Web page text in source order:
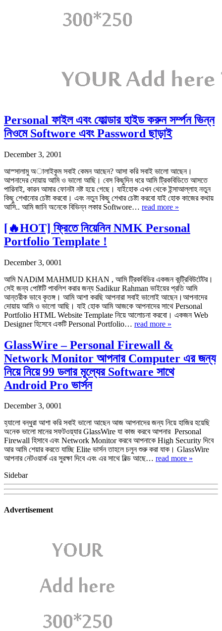
Personal ফাইল এবং ফোল্ডার হাইড করুন সর্ম্পন ভিন্ন
নিওমে Softwore এবং Password ছাড়াই
December 3, 2001
আস্সালামু অালাইকুম সবাই কেমন আছেন? আসা করি সবাই ভালো আছেন।
আপনাদের দোয়ায় আমি ও ভালো আছি। বেস কিছুদিন ধরে আমি ট্রিকবিডিতে আসতে
পারিনাই, কারন আমার ফোনটা নষ্ট হয়ে গেছে। যাইহোক এখন থেকে ইন্সাআল্লাহ নতুন
কিছু শেখানোর চেষ্টা করবো। এবং নতুন কিছু শেখার চেষ্টা করবো যাই হোক কাজের কথায়
আসি.. আমি জানি অনেকে বিভিন্ন লকার Softwore… read more »
[🔥HOT] ফ্রিতে নিয়েনিন NMK Personal
Portfolio Template !
December 3, 0001
আমি NADiM MAHMUD KHAN , আমি ট্রিকবিডির একজন কন্ট্রিবিউটেটর।
সেই জন্য পোষ্টটি পাবলিশ করার জন্য Sadikur Rahman ভাইয়ের প্রতি আমি
আন্তরীক ভাবে কৃতঙ্গ। আমি আশা করছি আপনারা সবাই ভালোই আছেন।আপনাদের
দোয়ায় আমি ও ভালো আছি। যাই হোক আমি আজকে আপনাদের সাথে Personal
Portfolio HTML Website Template নিয়ে আলোচনা করবো। একজন Web
Designer হিসেবে একটি Personal Portfolio… read more »
GlassWire – Personal Firewall &
Network Monitor আপনার Computer এর জন্য
নিয়ে নিয়ে 99 ডলার মূল্যের Software সাথে
Android Pro ভার্সন
December 3, 0001
হ্যালো বন্ধুরা আশা করি সবাই ভালো আছেন আজ আপনাদের জন্য নিয়ে হাজির হয়েছি
অনেক ভালো মানের সফটওয়্যার GlassWire যা কাজ করবে আপনার Personal
Firewall হিসাবে এবং Network Monitor করবে আপনাকে High Security দিবে
আর আমি শেয়ার করতে যাচ্ছি Elite ভার্সন তাহলে চলুন শুরু করা যাক। GlassWire
আপনার নেটওয়ার্ক এর সুরক্ষা দিবে এবং এর সাথে বিল্ড আছে… read more »
Sidebar
Advertisement